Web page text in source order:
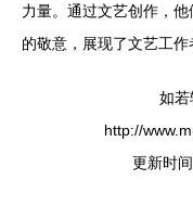
力量。通过文艺创作，
的敬意，展现了文艺工作
如若
http://
更新时